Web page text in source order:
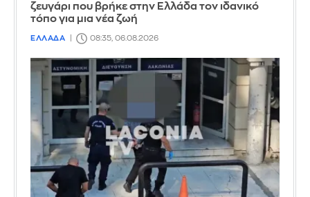
ζευγάρι που βρήκε στην Ελλάδα τον ιδανικό
τόπο για μια νέα ζωή
ΕΛΛΑΔΑ 08:35, 06.08.2026